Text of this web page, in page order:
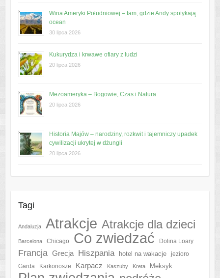
Wina Ameryki Południowej – tam, gdzie Andy spotykają
ocean
30 lipca 2026
Kukurydza i krwawe ofiary z ludzi
20 lipca 2026
Mezoameryka – Bogowie, Czas i Natura
20 lipca 2026
Historia Majów – narodziny, rozkwit i tajemniczy upadek
cywilizacji ukrytej w dżungli
20 lipca 2026
Tagi
Andaluzja Atrakcje Atrakcje dla dzieci
Barcelona Chicago Co zwiedzać Dolina Loary
Francja Grecja Hiszpania hotel na wakacje jezioro
Garda Karkonosze Karpacz Kaszuby Kreta Meksyk